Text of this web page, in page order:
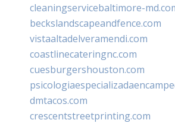
cleaningservicebaltimore-
beckslandscapeandfence.com
vistaaltadelveramendi.com
coastlinecateringnc.com
cuesburgershouston.com
dmtacos.com
crescentstreetprinting.com